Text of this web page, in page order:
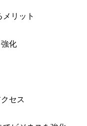
メリット
化
セス